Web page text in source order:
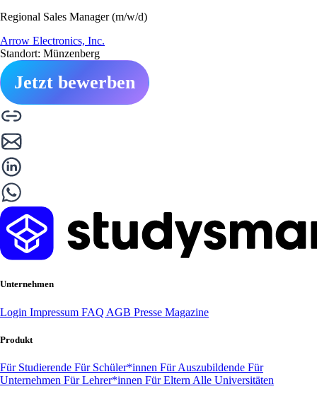
Regional Sales Manager (m/w/d)
Arrow Electronics, Inc.
Standort: Münzenberg
Jetzt bewerben
Unternehmen
Login Impressum FAQ AGB Presse Magazine
Produkt
Für Studierende Für Schüler*innen Für Auszubildende Für
Unternehmen Für Lehrer*innen Für Eltern Alle Universitäten